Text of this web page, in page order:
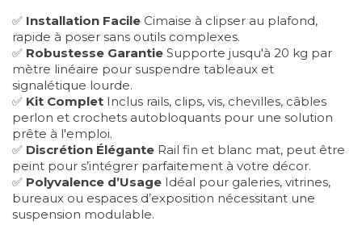
✅ Installation Facile Cimaise à clipser au plafond,
rapide à poser sans outils complexes.
✅ Robustesse Garantie Supporte jusqu'à 20 kg par
mètre linéaire pour suspendre tableaux et
signalétique lourde.
✅ Kit Complet Inclus rails, clips, vis, chevilles, câbles
perlon et crochets autobloquants pour une solution
prête à l'emploi.
✅ Discrétion Élégante Rail fin et blanc mat, peut être
peint pour s’intégrer parfaitement à votre décor.
✅ Polyvalence d’Usage Idéal pour galeries, vitrines,
bureaux ou espaces d’exposition nécessitant une
suspension modulable.